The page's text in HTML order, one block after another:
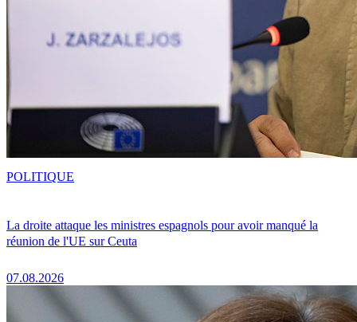
La droite attaque les ministres espagnols pour avoir manqué la
réunion de l'UE sur Ceuta
07.08.2026
POLITIQUE